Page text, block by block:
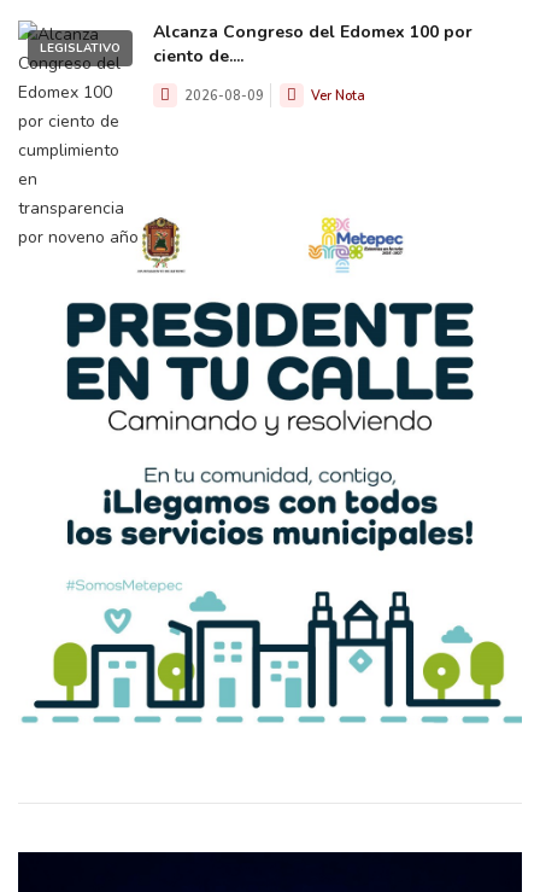
LEGISLATIVO
Alcanza Congreso del Edomex 100 por
ciento de....
2026-08-09 Ver Nota